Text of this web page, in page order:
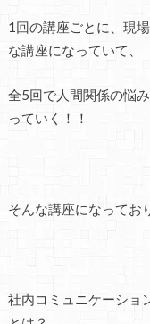
1回の講座ごとに、現
な講座になっていて、
全5回で人間関係の悩
っていく！！
そんな講座になってお
社内コミュニケーショ